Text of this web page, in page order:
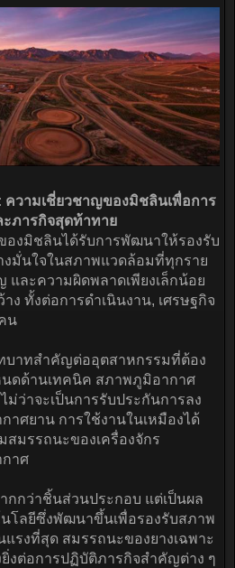
วามเชี่ยวชาญของมิชลินเพื่อการ
ภารกิจสุดท้าทาย
องมิชลินได้รับการพัฒนาให้รองรับ
มั่นใจในสภาพแวดล้อมที่ทุกราย
และความผิดพลาดเพียงเล็กน้อย
ง ทั้งต่อการดำเนินงาน, เศรษฐกิจ
น
บาทสำคัญต่ออุตสาหกรรมที่ต้อง
นดด้านเทคนิค สภาพภูมิอากาศ
ม่ว่าจะเป็นการรับประกันการลง
าศยาน การใช้งานในเหมืองได้
สมรรถนะของเครื่องจักร
กาศ
กกว่าชิ้นส่วนประกอบ แต่เป็นผล
โลยีซึ่งพัฒนาขึ้นเพื่อรองรับสภาพ
รงที่สุด สมรรถนะของยางเฉพาะ
งต่อการปฏิบัติภารกิจสำคัญต่าง ๆ